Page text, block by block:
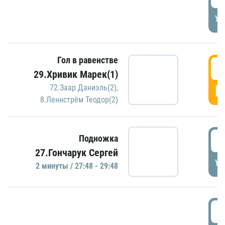
Гол в равенстве
29.Хривик Марек(1)
72.Заар Даниэль(2),
8.Леннстрём Теодор(2)
Подножка
27.Гончарук Сергей
2 минуты / 27:48 - 29:48